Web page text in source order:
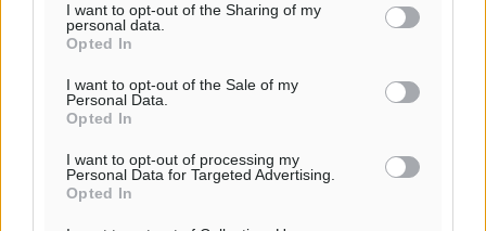
I want to opt-out of the Sharing of my
personal data.
Opted In
I want to opt-out of the Sale of my
Personal Data.
Opted In
I want to opt-out of processing my
Personal Data for Targeted Advertising.
Opted In
Νέες τουρκικές παραβιάσεις στο Αιγαίο – Μία
εμπλοκή με ελληνικά μαχητικά
Ειδήσεις• πριν 1 ώρα
Γονικές παροχές: Οι παγίδες στις μεταφορές
χρημάτων που μπορεί να κοστίσουν σε φόρο